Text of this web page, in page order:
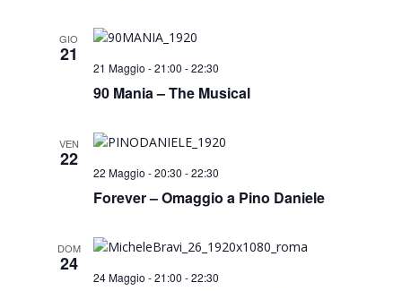
GIO
21
21 Maggio - 21:00 -22:30
90 Mania – The Musical
VEN
22
22 Maggio - 20:30 -22:30
Forever – Omaggio a Pino Daniele
DOM
24
24 Maggio - 21:00 -22:30